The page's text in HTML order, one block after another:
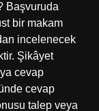
Başvuruda
bir makam
incelenecek
Şikâyet
cevap
cevap
talep veya